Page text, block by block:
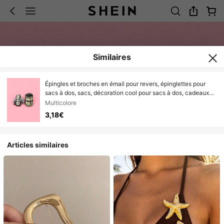
Similaires
Épingles et broches en émail pour revers, épinglettes pour
sacs à dos, sacs, décoration cool pour sacs à dos, cadeaux
pour amis
Multicolore
3,18€
Articles similaires